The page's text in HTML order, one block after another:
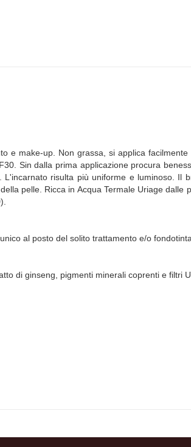
e make-up. Non grassa, si applica
Sin dalla prima applicazione procura
risulta più uniforme e luminoso.
pelle. Ricca in Acqua Termale Uriage
al posto del solito trattamento e/o fondotinta.
di ginseng, pigmenti minerali coprenti e filtri